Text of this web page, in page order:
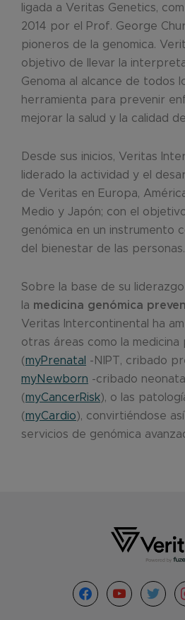
ligada a Veritas Genetics,
2014 por el Prof. George
pioneros de la genomica.
objetivo de llevar la
Genoma al alcance de todos
herramienta para prevenir
mejorar la salud y la calidad
Desde sus inicios, Veritas
liderado la actividad y el
de Veritas en Europa,
Medio y Japón; con el
genómica en un instrumento
del bienestar de las personas.
Sobre la base de su
la medicina genómica
Veritas Intercontinental ha
otras áreas como la medicina
(myPrenatal
-NIPT, cribado
myNewborn -cribado
(myCancerRisk), o las
(myCardio), convirtiéndose
servicios de genómica
facebookyoutubetwitter